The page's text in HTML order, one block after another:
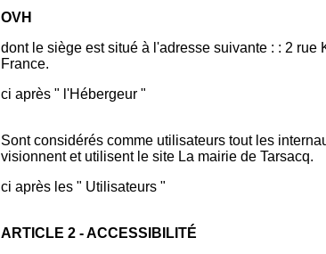
OVH
dont le siège est situé à l'adresse suivante : : 2 rue
France.
ci après " l'Hébergeur "
Sont considérés comme utilisateurs tout les
visionnent et utilisent le site La mairie de Tarsacq.
ci après les " Utilisateurs "
ARTICLE 2 - ACCESSIBILITÉ